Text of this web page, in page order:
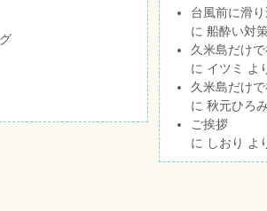
台風前に滑
に 船酔い対
久米島だけ
に イツミ よ
久米島だけ
に 秋元ひろ
ご挨拶
に しおり よ